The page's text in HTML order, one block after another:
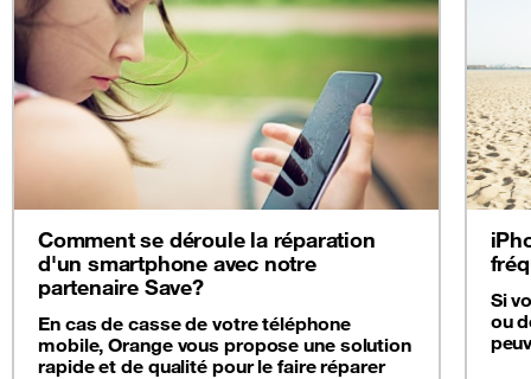
Comment se déroule la réparation
d'un smartphone avec notre
partenaire Save?
En cas de casse de votre téléphone
mobile, Orange vous propose une solution
rapide et de qualité pour le faire réparer
Si
ou